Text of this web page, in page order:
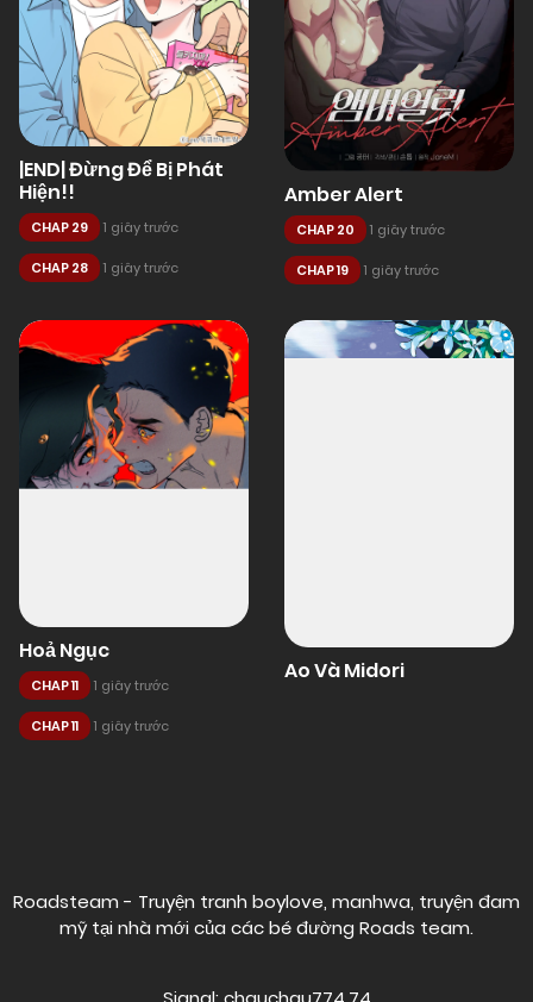
|END| Đừng Để Bị Phát
Hiện!!
CHAP 29 1 giây trước
CHAP 28 1 giây trước
Amber Alert
CHAP 20 1 giây trước
CHAP 19 1 giây trước
Hoả Ngục
CHAP 11 1 giây trước
CHAP 11 1 giây trước
Ao Và Midori
Roadsteam - Truyện tranh boylove, manhwa, truyện đam
mỹ tại nhà mới của các bé đường Roads team.